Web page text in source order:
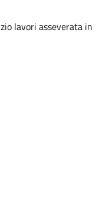
lavori asseverata in